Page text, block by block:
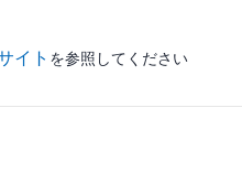
イト を参照してください